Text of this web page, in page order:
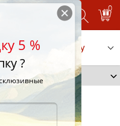
0
Заказать услугу
30 R21 105Y
5 %
?